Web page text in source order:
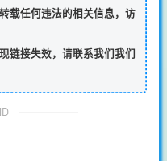
载任何违法的相关信息，访
链接失效，请联系我们我们